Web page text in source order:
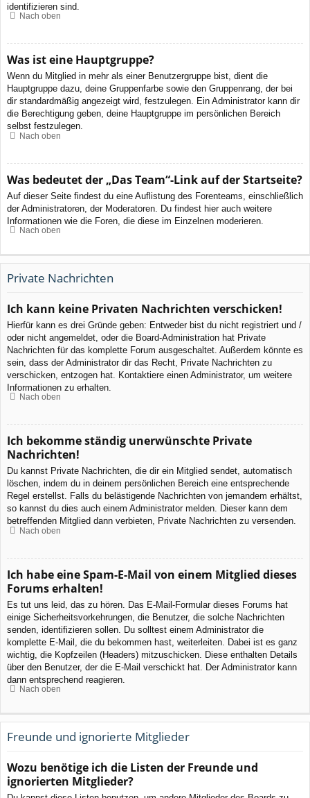
identifizieren sind.
Nach oben
Was ist eine Hauptgruppe?
Wenn du Mitglied in mehr als einer Benutzergruppe bist, dient die
Hauptgruppe dazu, deine Gruppenfarbe sowie den Gruppenrang, der bei
dir standardmäßig angezeigt wird, festzulegen. Ein Administrator kann dir
die Berechtigung geben, deine Hauptgruppe im persönlichen Bereich
selbst festzulegen.
Nach oben
Was bedeutet der „Das Team“-Link auf der Startseite?
Auf dieser Seite findest du eine Auflistung des Forenteams, einschließlich
der Administratoren, der Moderatoren. Du findest hier auch weitere
Informationen wie die Foren, die diese im Einzelnen moderieren.
Nach oben
Private Nachrichten
Ich kann keine Privaten Nachrichten verschicken!
Hierfür kann es drei Gründe geben: Entweder bist du nicht registriert und /
oder nicht angemeldet, oder die Board-Administration hat Private
Nachrichten für das komplette Forum ausgeschaltet. Außerdem könnte es
sein, dass der Administrator dir das Recht, Private Nachrichten zu
verschicken, entzogen hat. Kontaktiere einen Administrator, um weitere
Informationen zu erhalten.
Nach oben
Ich bekomme ständig unerwünschte Private
Nachrichten!
Du kannst Private Nachrichten, die dir ein Mitglied sendet, automatisch
löschen, indem du in deinem persönlichen Bereich eine entsprechende
Regel erstellst. Falls du belästigende Nachrichten von jemandem erhältst,
so kannst du dies auch einem Administrator melden. Dieser kann dem
betreffenden Mitglied dann verbieten, Private Nachrichten zu versenden.
Nach oben
Ich habe eine Spam-E-Mail von einem Mitglied dieses
Forums erhalten!
Es tut uns leid, das zu hören. Das E-Mail-Formular dieses Forums hat
einige Sicherheitsvorkehrungen, die Benutzer, die solche Nachrichten
senden, identifizieren sollen. Du solltest einem Administrator die
komplette E-Mail, die du bekommen hast, weiterleiten. Dabei ist es ganz
wichtig, die Kopfzeilen (Headers) mitzuschicken. Diese enthalten Details
über den Benutzer, der die E-Mail verschickt hat. Der Administrator kann
dann entsprechend reagieren.
Nach oben
Freunde und ignorierte Mitglieder
Wozu benötige ich die Listen der Freunde und
ignorierten Mitglieder?